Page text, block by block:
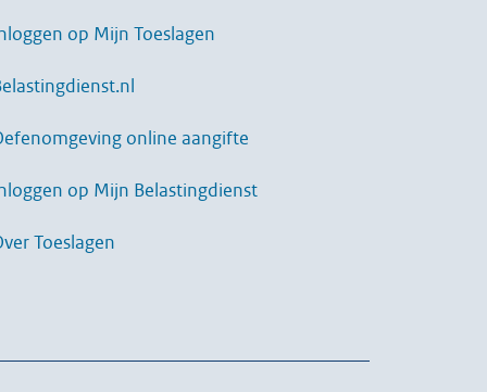
op Mijn Toeslagen
online aangifte
op Mijn Belastingdienst
Toeslagen